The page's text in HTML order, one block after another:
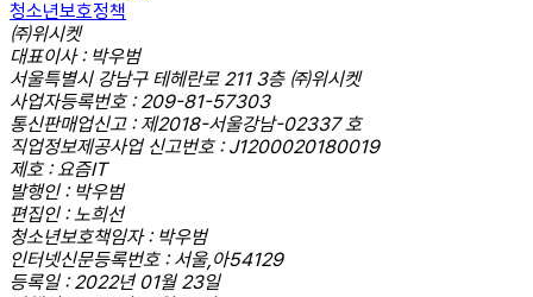
청소년보호정책
㈜위시켓
대표이사 : 박우범
서울특별시 강남구 테헤란로 211 3층 ㈜위시켓
사업자등록번호 : 209-81-57303
통신판매업신고 : 제2018-서울강남-02337 호
직업정보제공사업 신고번호 : J1200020180019
제호 : 요즘IT
발행인 : 박우범
편집인 : 노희선
청소년보호책임자 : 박우범
인터넷신문등록번호 : 서울,아54129
등록일 : 2022년 01월 23일